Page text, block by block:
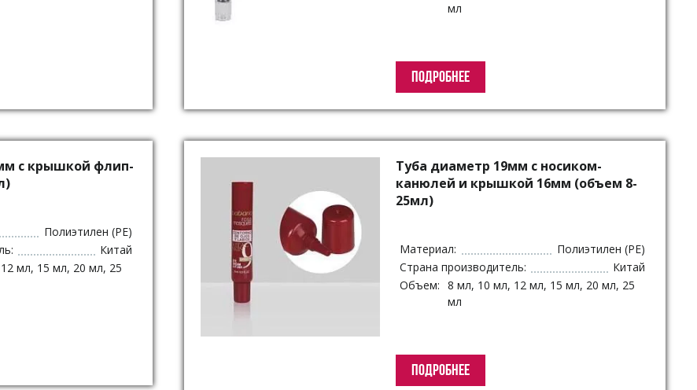
мл
ПОДРОБНЕЕ
с крышкой флип-
Полиэтилен (PE)
Китай
мл, 15 мл, 20 мл, 25
Туба диаметр 19мм с носиком-
канюлей и крышкой 16мм (объем 8-
25мл)
Материал:
Полиэтилен (PE)
Страна производитель:
Китай
Объем: 8 мл, 10 мл, 12 мл, 15 мл, 20 мл, 25
мл
ПОДРОБНЕЕ